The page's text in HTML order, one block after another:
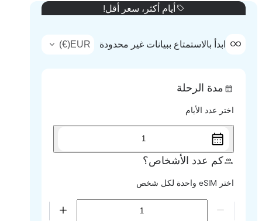
أيام أكثر، سعر أقل!
ابدأ بالاستمتاع ببيانات غير محدودة EUR
€
)
مدة الرحلة
اختر عدد الأيام
كم عدد الأشخاص؟